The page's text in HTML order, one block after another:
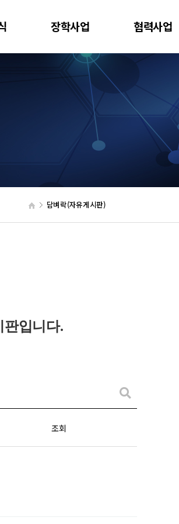
장학사업 협력사업
담벼락(자유게시판)
판입니다.
조회